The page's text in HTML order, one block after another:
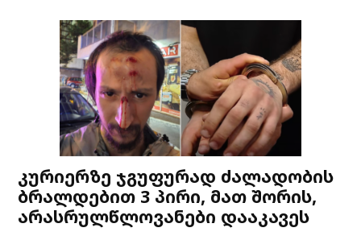
კურიერზე ჯგუფურად ძალადობის
ბრალდებით 3 პირი, მათ შორის,
არასრულწლოვანები დააკავეს